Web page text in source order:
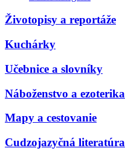
Životopisy a reportáže
Kuchárky
Učebnice a slovníky
Náboženstvo a ezoterika
Mapy a cestovanie
Cudzojazyčná literatúra